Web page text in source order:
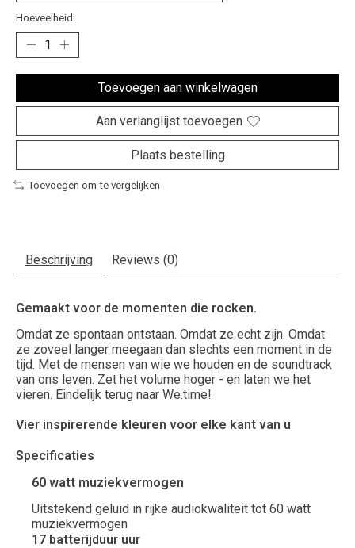
Hoeveelheid:
Toevoegen aan winkelwagen
Aan verlanglijst toevoegen
Plaats bestelling
Toevoegen om te vergelijken
Beschrijving Reviews (0)
Gemaakt voor de momenten die rocken.
Omdat ze spontaan ontstaan. Omdat ze echt zijn. Omdat
ze zoveel langer meegaan dan slechts een moment in de
tijd. Met de mensen van wie we houden en de soundtrack
van ons leven. Zet het volume hoger - en laten we het
vieren. Eindelijk terug naar We.time!
Vier inspirerende kleuren voor elke kant van u
Specificaties
60 watt muziekvermogen
Uitstekend geluid in rijke audiokwaliteit tot 60 watt
muziekvermogen
17 batterijduur uur